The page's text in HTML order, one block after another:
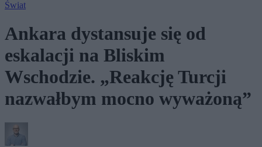
Świat
Ankara dystansuje się od
eskalacji na Bliskim
Wschodzie. „Reakcję Turcji
nazwałbym mocno wyważoną”